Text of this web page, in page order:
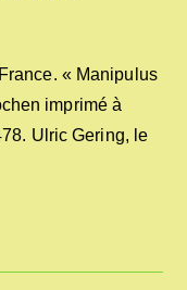
« Manipulus
imprimé à
Ulric Gering, le